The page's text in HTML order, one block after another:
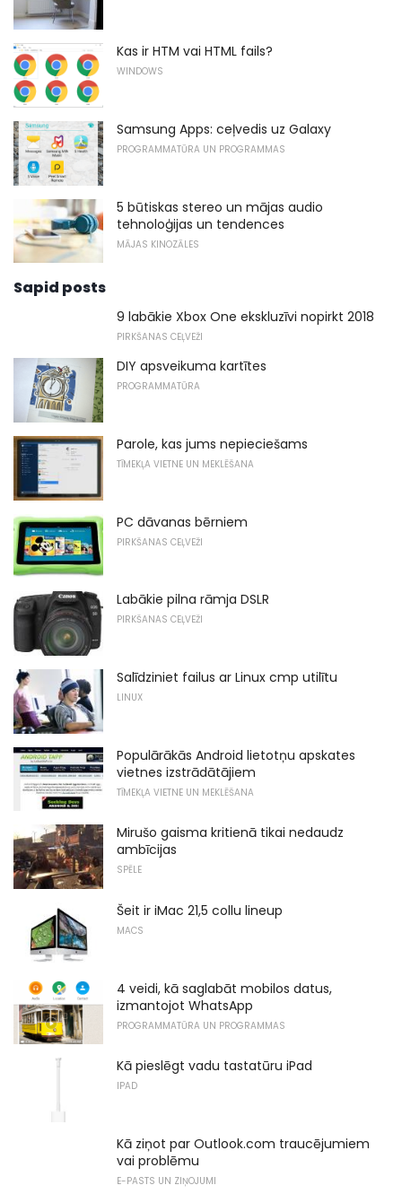
Kas ir HTM vai HTML fails?
WINDOWS
Samsung Apps: ceļvedis uz Galaxy
PROGRAMMATŪRA UN PROGRAMMAS
5 būtiskas stereo un mājas audio
tehnoloģijas un tendences
MĀJAS KINOZĀLES
Sapid posts
9 labākie Xbox One ekskluzīvi nopirkt 2018
PIRKŠANAS CEĻVEŽI
DIY apsveikuma kartītes
PROGRAMMATŪRA
Parole, kas jums nepieciešams
TĪMEKĻA VIETNE UN MEKLĒŠANA
PC dāvanas bērniem
PIRKŠANAS CEĻVEŽI
Labākie pilna rāmja DSLR
PIRKŠANAS CEĻVEŽI
Salīdziniet failus ar Linux cmp utilītu
LINUX
Populārākās Android lietotņu apskates
vietnes izstrādātājiem
TĪMEKĻA VIETNE UN MEKLĒŠANA
Mirušo gaisma kritienā tikai nedaudz
ambīcijas
SPĒLE
Šeit ir iMac 21,5 collu lineup
MACS
4 veidi, kā saglabāt mobilos datus,
izmantojot WhatsApp
PROGRAMMATŪRA UN PROGRAMMAS
Kā pieslēgt vadu tastatūru iPad
IPAD
Kā ziņot par Outlook.com traucējumiem
vai problēmu
E-PASTS UN ZIŅOJUMI